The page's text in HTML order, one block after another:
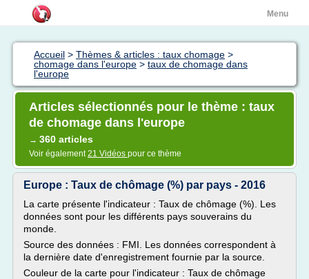
Menu
Accueil > Thèmes & articles : taux chomage >
chomage dans l'europe > taux de chomage dans
l'europe
Articles sélectionnés pour le thème : taux
de chomage dans l'europe
→ 360 articles
Voir également21 Vidéos pour ce thème
Europe : Taux de chômage (%) par pays - 2016
La carte présente l'indicateur : Taux de chômage (%). Les
données sont pour les différents pays souverains du
monde.
Source des données : FMI. Les données correspondent à
la dernière date d'enregistrement fournie par la source.
Couleur de la carte pour l'indicateur : Taux de chômage